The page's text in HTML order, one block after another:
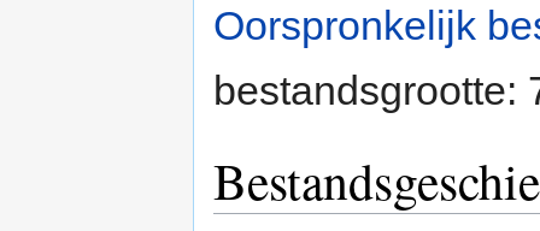
Oorspronkelijk
bestandsgrootte: